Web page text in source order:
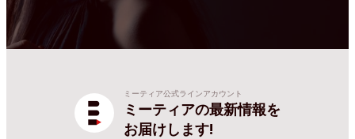
ミーティア公式ラインアカウント
ミーティアの最新情報を
お届けします!